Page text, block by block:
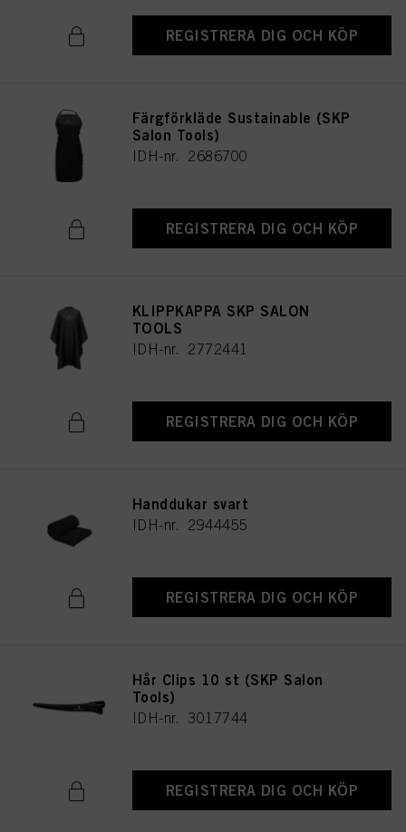
REGISTRERA DIG OCH KÖP
Färgförkläde Sustainable (SKP
Salon Tools)
IDH-nr. 2686700
REGISTRERA DIG OCH KÖP
KLIPPKAPPA SKP SALON
TOOLS
IDH-nr. 2772441
REGISTRERA DIG OCH KÖP
Handdukar svart
IDH-nr. 2944455
REGISTRERA DIG OCH KÖP
Hår Clips 10 st (SKP Salon
Tools)
IDH-nr. 3017744
REGISTRERA DIG OCH KÖP